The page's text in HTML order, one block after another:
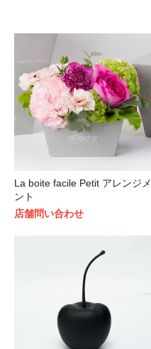
La boite facile Petit アレンジメ
ント
店舗問い合わせ